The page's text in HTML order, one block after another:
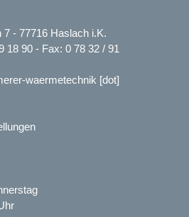
7 - 77716 Haslach i.K.
18 90 - Fax: 0 78 32 / 91
waermetechnik [dot]